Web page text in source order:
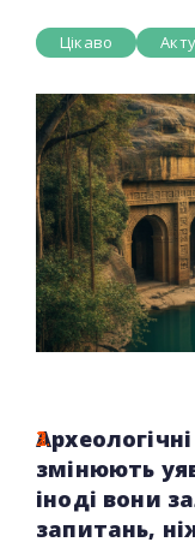
Цікаво
змінюють
іноді вони
запитань,